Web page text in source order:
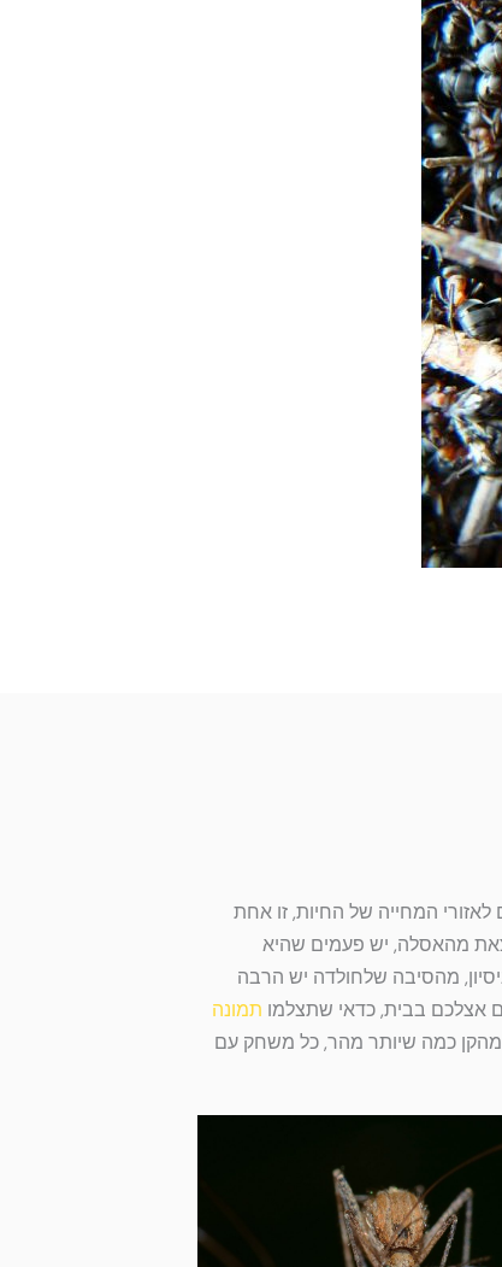
לאזורי המחייה של החיות, זו אחת
מהאסלה, יש פעמים שהיא
מהסיבה שלחולדה יש הרבה
אצלכם בבית, כדאי שתצלמו תמונה
מהקן כמה שיותר מהר, כל משחק עם